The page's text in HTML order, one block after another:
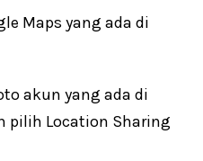
Maps yang ada di
akun yang ada di
pilih Location Sharing